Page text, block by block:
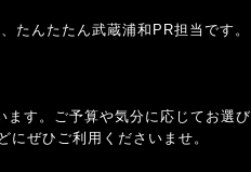
たんたたん武蔵浦和PR担当です。
す。ご予算や気分に応じてお選
にぜひご利用くださいませ。